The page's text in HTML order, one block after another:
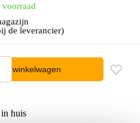
voorraad
de leverancier)
In winkelwagen
huis